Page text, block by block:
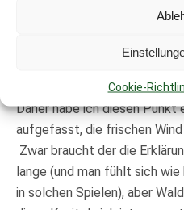
Cookie-
ausgedachten Fächer sehr
auch bekannt dafür, früher
Daher habe ich diesen Punkt
aufgefasst, die frischen
Zwar braucht der die
lange (und man fühlt sich
in solchen Spielen), aber